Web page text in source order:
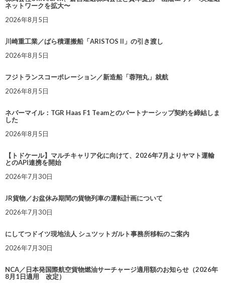
ネットワークを拡大〜
2026年8月5日
川崎重工業／ばら積運搬船「ARISTOS II」の引き渡し
2026年8月5日
フジトランスコーポレーション／新造船「蓉翔丸」就航
2026年8月5日
ネバーマイル：TGR Haas F1 Teamとのパートナーシップ契約を締結しま
した
2026年8月5日
【トドケール】マルチキャリア化に向けて、2026年7月よりヤマト運輸
とのAPI連携を開始
2026年7月30日
JR貨物／お盆休み期間の貨物列車の運転計画について
2026年7月30日
にしてつドイツ現地法人 シュツットガルト事務所移転のご案内
2026年7月30日
NCA／日本発国際航空貨物燃油サーチャージ適用額のお知らせ（2026年
8月1日適用 改定）